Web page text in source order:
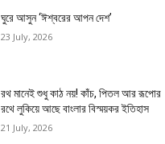
ঘুরে আসুন ‘ঈশ্বরের আপন দেশ’
23 July, 2026
রথ মানেই শুধু কাঠ নয়! কাঁচ, পিতল আর রূপোর
রথে লুকিয়ে আছে বাংলার বিস্ময়কর ইতিহাস
21 July, 2026